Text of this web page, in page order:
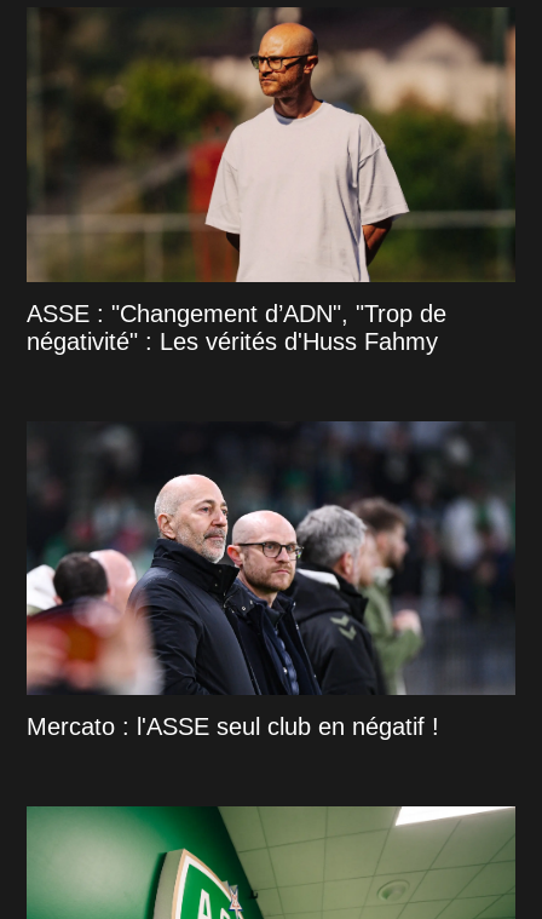
ASSE : "Changement d’ADN", "Trop de
négativité" : Les vérités d'Huss Fahmy
Mercato : l'ASSE seul club en négatif !